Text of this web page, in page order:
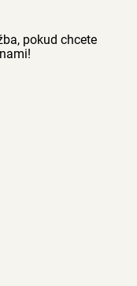
pokud chcete